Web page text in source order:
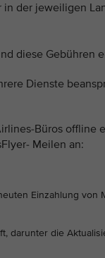
der jeweiligen
diese Gebühren
Dienste
Büros offline
Meilen an:
Einzahlung von
darunter die